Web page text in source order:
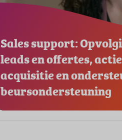
Sales support:
leads en offertes,
acquisitie en
beursondersteuning